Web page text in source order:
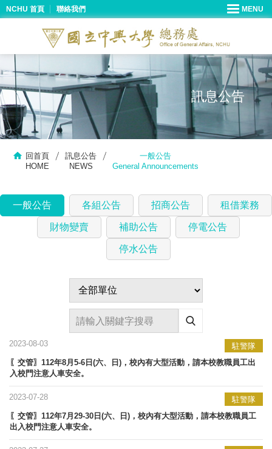
NCHU 首頁 聯絡我們
訊息公告
回首頁
HOME
訊息公告
NEWS
一般公告
General Announcements
一般公告 各組公告 招商公告 租借業務
財物變賣 補助公告 停電公告
停水公告
駐警隊
2023-08-03
〖交管〗112年8月5-6日(六、日)，校內有大型活動，請本校教職員工出
入校門注意人車安全。
駐警隊
2023-07-28
〖交管〗112年7月29-30日(六、日)，校內有大型活動，請本校教職員工
出入校門注意人車安全。